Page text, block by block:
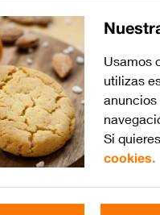
Usamos
utilizas
anuncios
Si
cookies.